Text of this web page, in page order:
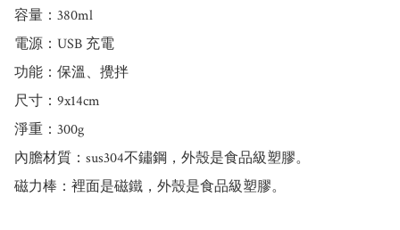
容量：380ml
電源：USB 充電
功能：保溫、攪拌
尺寸：9x14cm
淨重：300g
內膽材質：sus304不鏽鋼，外殼是食品級塑膠。
磁力棒：裡面是磁鐵，外殼是食品級塑膠。